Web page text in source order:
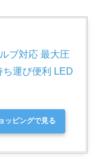
ブ対応 最大圧
運び便利 LED
ッピングで見る